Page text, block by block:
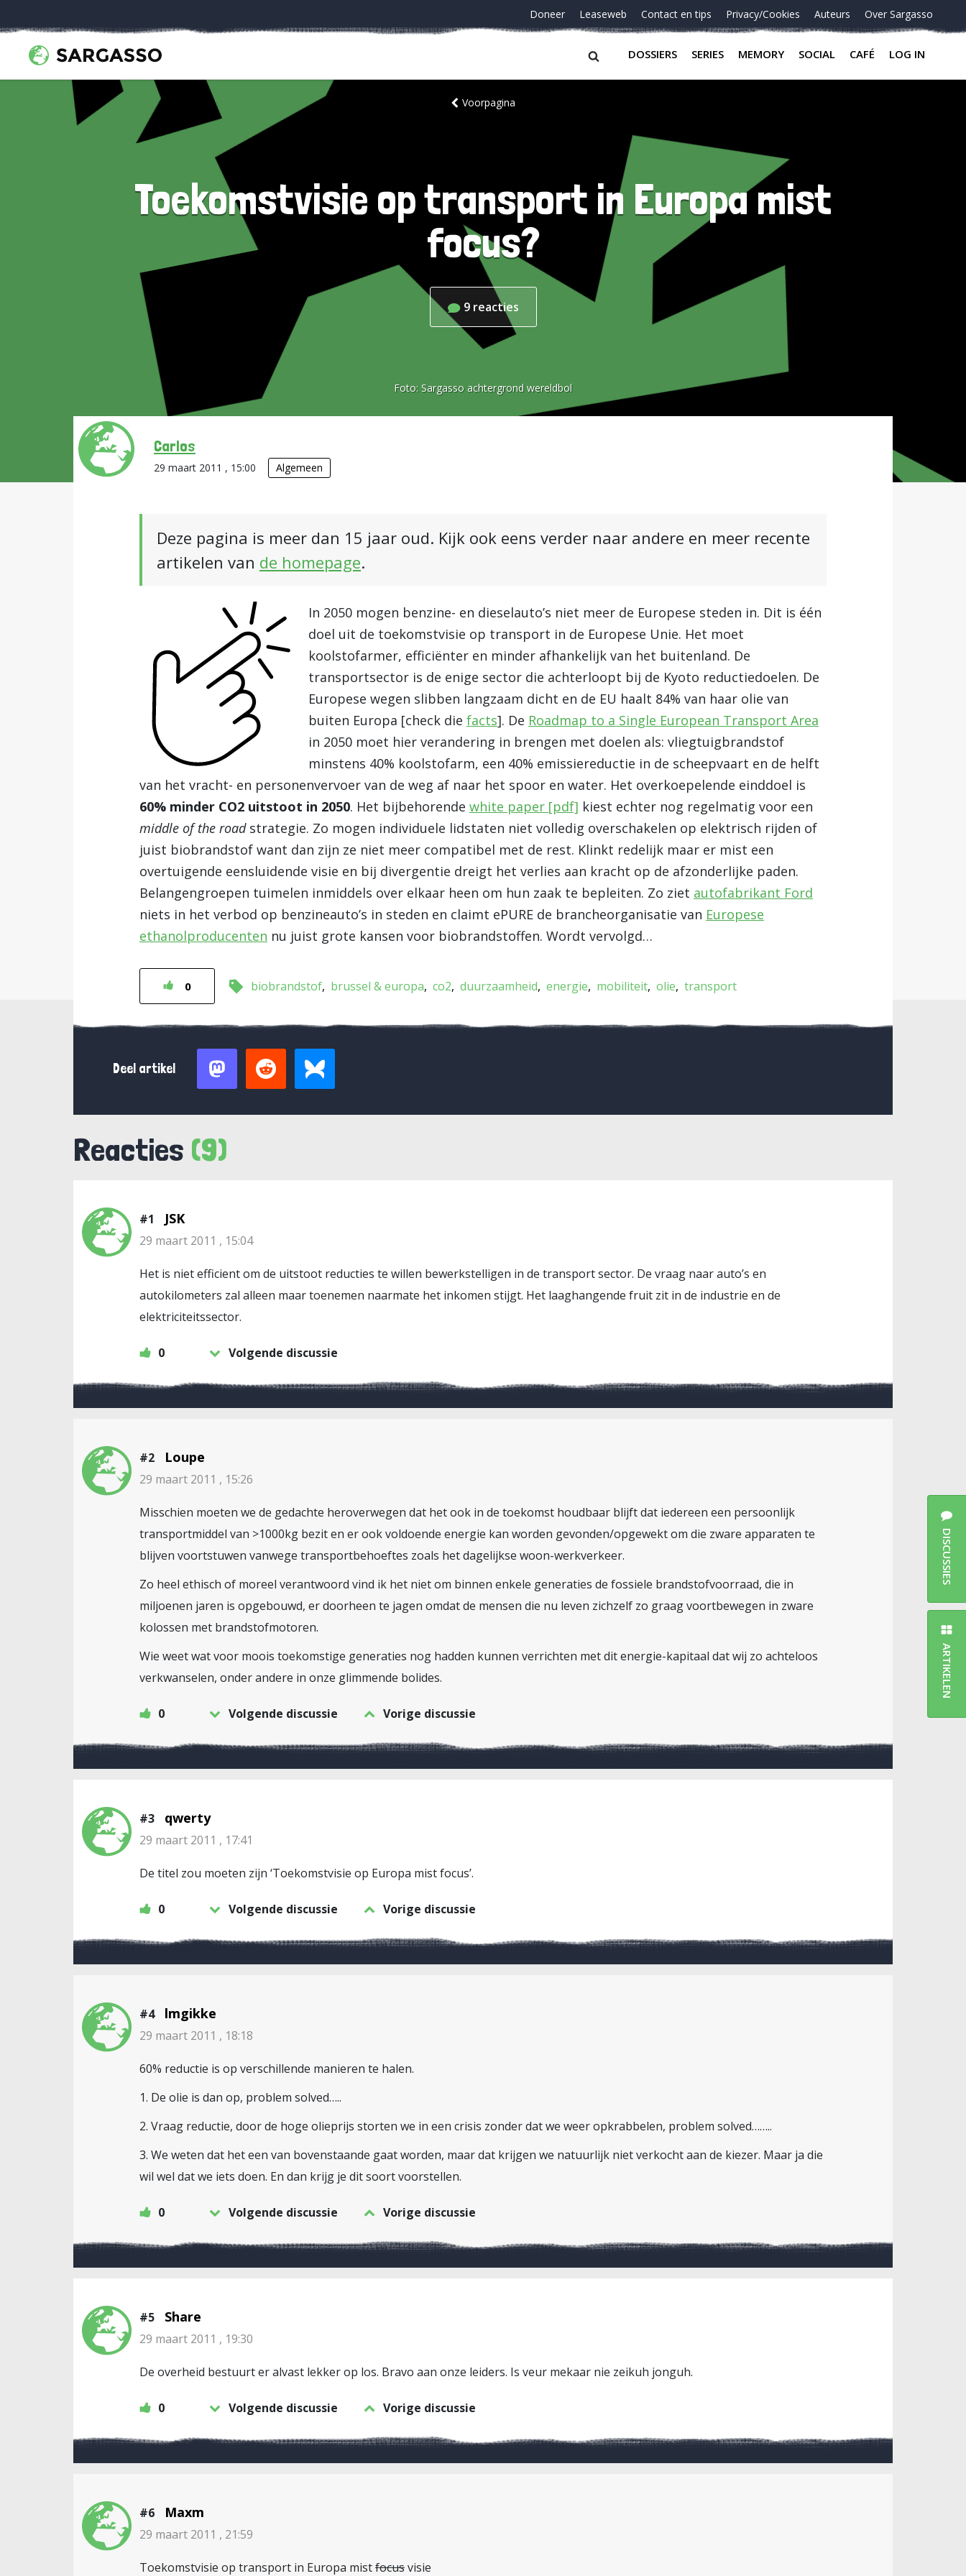
Doneer Leaseweb Contact en tips Privacy/Cookies Auteurs Over Sargasso
DOSSIERS SERIES MEMORY SOCIAL CAFÉ LOG IN
Voorpagina
Toekomstvisie op transport in Europa mist
focus?
9 reacties
Foto: Sargasso achtergrond wereldbol
Carlos
29 maart 2011 , 15:00 Algemeen
Deze pagina is meer dan 15 jaar oud. Kijk ook eens verder naar andere en meer recente
artikelen van de homepage.
In 2050 mogen benzine- en dieselauto’s niet meer de Europese steden in. Dit is één
doel uit de toekomstvisie op transport in de Europese Unie. Het moet
koolstofarmer, efficiënter en minder afhankelijk van het buitenland. De
transportsector is de enige sector die achterloopt bij de Kyoto reductiedoelen. De
Europese wegen slibben langzaam dicht en de EU haalt 84% van haar olie van
buiten Europa [check die facts]. De Roadmap to a Single European Transport Area
in 2050 moet hier verandering in brengen met doelen als: vliegtuigbrandstof
minstens 40% koolstofarm, een 40% emissiereductie in de scheepvaart en de helft
van het vracht- en personenvervoer van de weg af naar het spoor en water. Het overkoepelende einddoel is
60% minder CO2 uitstoot in 2050. Het bijbehorende white paper [pdf] kiest echter nog regelmatig voor een
middle of the roadstrategie. Zo mogen individuele lidstaten niet volledig overschakelen op elektrisch rijden of
juist biobrandstof want dan zijn ze niet meer compatibel met de rest. Klinkt redelijk maar er mist een
overtuigende eensluidende visie en bij divergentie dreigt het verlies aan kracht op de afzonderlijke paden.
Belangengroepen tuimelen inmiddels over elkaar heen om hun zaak te bepleiten. Zo ziet autofabrikant Ford
niets in het verbod op benzineauto’s in steden en claimt ePURE de brancheorganisatie van Europese
ethanolproducenten nu juist grote kansen voor biobrandstoffen. Wordt vervolgd…
0 biobrandstof brussel & europa co2 duurzaamheid energie mobiliteit olie transport
Deel artikel
Reacties (9)
#1 JSK
29 maart 2011 , 15:04
Het is niet efficient om de uitstoot reducties te willen bewerkstelligen in de transport sector. De vraag naar auto’s en
autokilometers zal alleen maar toenemen naarmate het inkomen stijgt. Het laaghangende fruit zit in de industrie en de
elektriciteitssector.
0 Volgende discussie
#2 Loupe
29 maart 2011 , 15:26
Misschien moeten we de gedachte heroverwegen dat het ook in de toekomst houdbaar blijft dat iedereen een persoonlijk
transportmiddel van >1000kg bezit en er ook voldoende energie kan worden gevonden/opgewekt om die zware apparaten te
blijven voortstuwen vanwege transportbehoeftes zoals het dagelijkse woon-werkverkeer.
Zo heel ethisch of moreel verantwoord vind ik het niet om binnen enkele generaties de fossiele brandstofvoorraad, die in
miljoenen jaren is opgebouwd, er doorheen te jagen omdat de mensen die nu leven zichzelf zo graag voortbewegen in zware
kolossen met brandstofmotoren.
Wie weet wat voor moois toekomstige generaties nog hadden kunnen verrichten met dit energie-kapitaal dat wij zo achteloos
verkwanselen, onder andere in onze glimmende bolides.
0 Volgende discussie Vorige discussie
#3 qwerty
29 maart 2011 , 17:41
De titel zou moeten zijn ‘Toekomstvisie op Europa mist focus’.
0 Volgende discussie Vorige discussie
#4 lmgikke
29 maart 2011 , 18:18
60% reductie is op verschillende manieren te halen.
1. De olie is dan op, problem solved…..
2. Vraag reductie, door de hoge olieprijs storten we in een crisis zonder dat we weer opkrabbelen, problem solved……..
3. We weten dat het een van bovenstaande gaat worden, maar dat krijgen we natuurlijk niet verkocht aan de kiezer. Maar ja die
wil wel dat we iets doen. En dan krijg je dit soort voorstellen.
0 Volgende discussie Vorige discussie
#5 Share
29 maart 2011 , 19:30
De overheid bestuurt er alvast lekker op los. Bravo aan onze leiders. Is veur mekaar nie zeikuh jonguh.
0 Volgende discussie Vorige discussie
#6 Maxm
29 maart 2011 , 21:59
Toekomstvisie op transport in Europa mistfocusvisie
DISCUSSIES
ARTIKELEN